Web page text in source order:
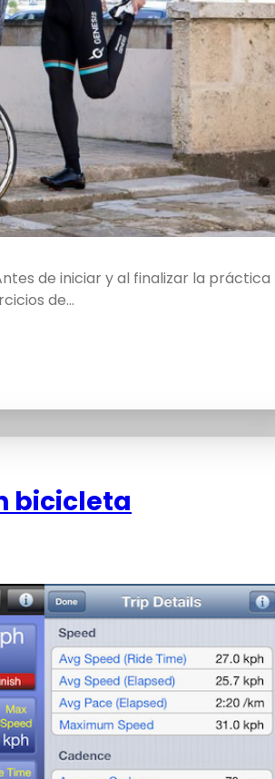
Antes de iniciar y al finalizar la práctica
de…
bicicleta